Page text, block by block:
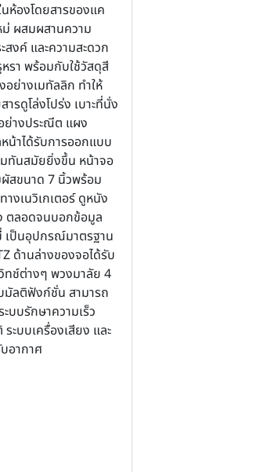
ห้องโดยสารของแค
ม่ ผสมผสานความ
สงค์ และความสะดวก
รา พร้อมกับใช้วัสดุสี
อย่างเมทัลลิก ทำให้
ารดูโล่งโปร่ง เบาะที่นั่ง
ย่างประณีต แผง
น้าได้รับการออกแบบ
ทันสมัยยิ่งขึ้น หน้าจอ
สขนาด 7 นิ้วพร้อม
างเนวิเกเตอร์ ดูหนัง
ตลอดจนบอกข้อมูล
เป็นอุปกรณ์มาตรฐาน
ด้านล่างของจอได้รับ
ทช์ต่างๆ พวงมาลัย 4
มัลติฟังก์ชั่น สามารถ
บบรักษาความเร็ว
ะบบเครื่องเสียง และ
อากาศ